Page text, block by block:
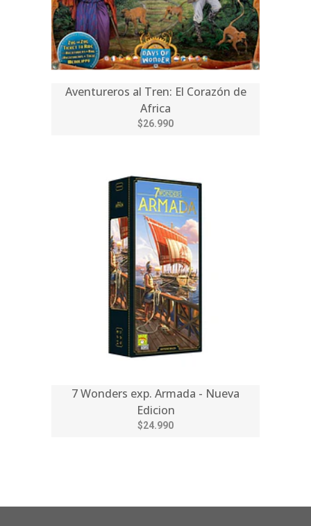
Aventureros al Tren: El Corazón de
Africa
$26.990
7 Wonders exp. Armada - Nueva
Edicion
$24.990